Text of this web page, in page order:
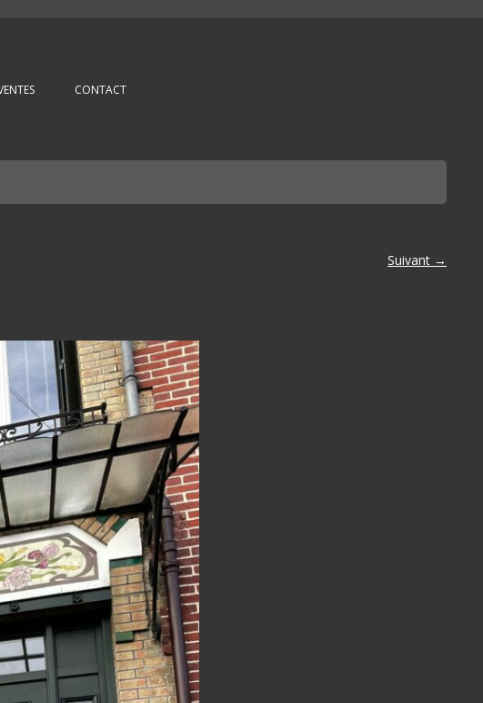
CONTACT
Suivant →